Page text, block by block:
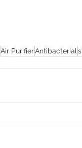
Air PurifierAntibacterial